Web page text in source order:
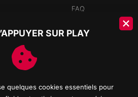
FAQ
14A
SUISSE
SUR PLAY
quelques cookies essentiels pour